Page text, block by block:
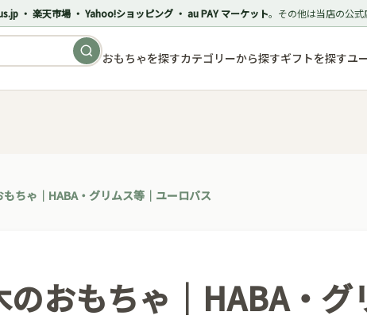
・ 楽天市場 ・ Yahoo!ショッピング ・ au PAY マーケット。その他は当店の公式
おもちゃを探すカテゴリーから探すギフトを探すユ
ちゃ｜HABA・グリムス等｜ユーロバス
のおもちゃ｜HABA・